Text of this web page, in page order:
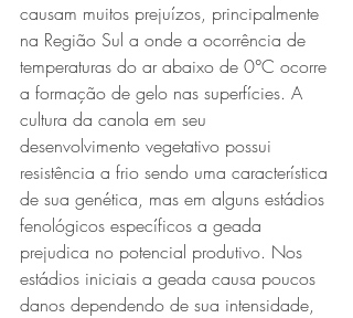
causam muitos prejuízos, principalmente
na Região Sul a onde a ocorrência de
temperaturas do ar abaixo de 0°C ocorre
a formação de gelo nas superfícies. A
cultura da canola em seu
desenvolvimento vegetativo possui
resistência a frio sendo uma característica
de sua genética, mas em alguns estádios
fenológicos específicos a geada
prejudica no potencial produtivo. Nos
estádios iniciais a geada causa poucos
danos dependendo de sua intensidade,